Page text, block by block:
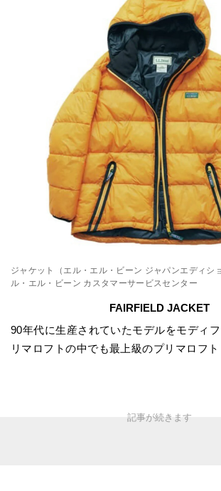
ジャケット（エル・エル・ビーン ジャパンエディシ
ル・エル・ビーン カスタマーサービスセンター
FAIRFIELD JACKET
90年代に生産されていたモデルをモディ
リマロフトの中でも最上級のプリマロフト